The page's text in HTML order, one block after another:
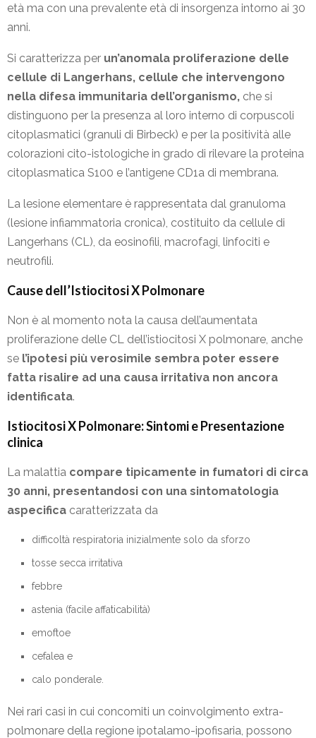
età ma con una prevalente età di insorgenza intorno ai 30
anni.
Si caratterizza per un’anomala proliferazione delle
cellule di Langerhans, cellule che intervengono
nella difesa immunitaria dell’organismo, che si
distinguono per la presenza al loro interno di corpuscoli
citoplasmatici (granuli di Birbeck) e per la positività alle
colorazioni cito-istologiche in grado di rilevare la proteina
citoplasmatica S100 e l’antigene CD1a di membrana.
La lesione elementare è rappresentata dal granuloma
(lesione infiammatoria cronica), costituito da cellule di
Langerhans (CL), da eosinofili, macrofagi, linfociti e
neutrofili.
Cause dell’Istiocitosi X Polmonare
Non è al momento nota la causa dell’aumentata
proliferazione delle CL dell’istiocitosi X polmonare, anche
se l’ipotesi più verosimile sembra poter essere
fatta risalire ad una causa irritativa non ancora
identificata.
Istiocitosi X Polmonare: Sintomi e Presentazione
clinica
La malattia compare tipicamente in fumatori di circa
30 anni, presentandosi con una sintomatologia
aspecifica caratterizzata da
difficoltà respiratoria inizialmente solo da sforzo
tosse secca irritativa
febbre
astenia (facile affaticabilità)
emoftoe
cefalea e
calo ponderale.
Nei rari casi in cui concomiti un coinvolgimento extra-
polmonare della regione ipotalamo-ipofisaria, possono